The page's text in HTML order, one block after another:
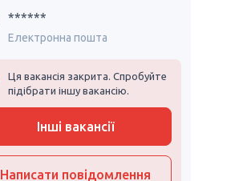
******
Електронна пошта
Ця вакансія закрита. Спробуйте
підібрати іншу вакансію.
Інші вакансії
Написати повідомлення